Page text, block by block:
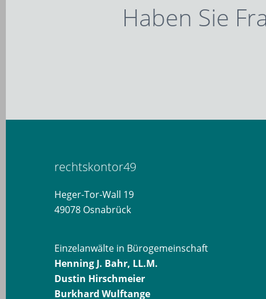
Haben Sie
rechtskontor49
Heger-Tor-Wall 19
49078 Osnabrück
Einzelanwälte in Bürogemeinschaft
Henning J. Bahr, LL.M.
Dustin Hirschmeier
Burkhard Wulftange